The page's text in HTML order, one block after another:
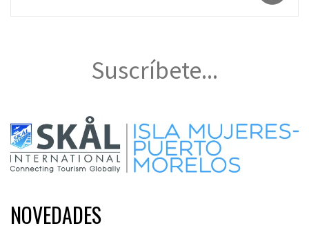
Suscríbete...
NOVEDADES